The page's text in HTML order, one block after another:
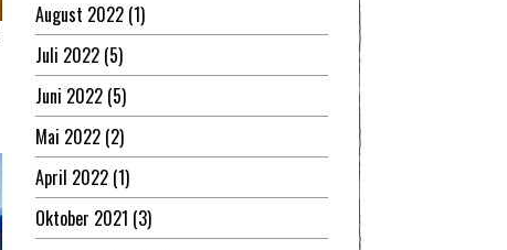
August 2022 (1)
Juli 2022 (5)
Juni 2022 (5)
Mai 2022 (2)
April 2022 (1)
Oktober 2021 (3)